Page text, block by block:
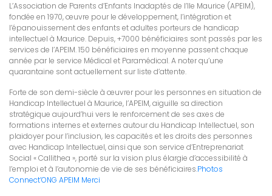
L’Association de Parents d’Enfants Inadaptés de l’Ile Maurice (APEIM),
fondée en 1970, œuvre pour le développement, l’intégration et
l’épanouissement des enfants et adultes porteurs de handicap
intellectuel à Maurice. Depuis, +7000 bénéficiaires sont passés par les
services de l’APEIM. 150 bénéficiaires en moyenne passent chaque
année par le service Médical et Paramédical. A noter qu’une
quarantaine sont actuellement sur liste d’attente.
Forte de son demi-siècle à œuvrer pour les personnes en situation de
Handicap Intellectuel à Maurice, l’APEIM, aiguille sa direction
stratégique aujourd’hui vers le renforcement de ses axes de
formations internes et externes autour du Handicap Intellectuel, son
plaidoyer pour l’inclusion, les capacités et les droits des personnes
avec Handicap Intellectuel, ainsi que son service d’Entreprenariat
Social « Callithea », porté sur la vision plus élargie d’accessibilité à
l’emploi et à l’autonomie de vie de ses bénéficiaires.Photos
Connect’ONG APEIM Merci